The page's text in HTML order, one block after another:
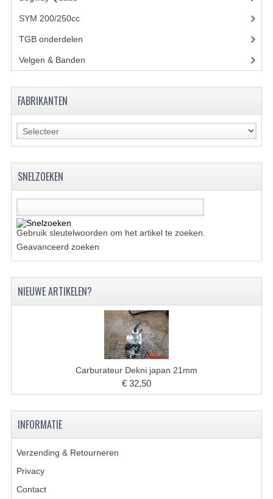
UITLAAT
VERLICHTING
SHINERAY 300 STE
SHINERAY 300ST 5E
SHINERAY 350ST-2E
SHINERAY SPYDER/STIXE 250CC
BRANDSTOF SYSTEEM
SYM 200/250cc(15)
TGB onderdelen
Velgen & Banden
FABRIKANTEN
SNELZOEKEN
Gebruik sleutelwoorden om het artikel te zoeken.
Geavanceerd zoeken
NIEUWE ARTIKELEN?
Carburateur Dekni japan 21mm
€ 32,50
INFORMATIE
Verzending & Retourneren
Privacy
Contact